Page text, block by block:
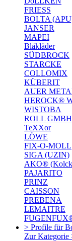
FRIESS
BOLTA
JANSER
MAPEI
Blåkläder
SÜDBROCK
STARCKE
COLLOMIX
KÜBERIT
AUER
HEROCK®
WISTOBA
ROLL GMBH
TeXXor
LÖWE
FIX-O-MOLL
SIGA (UZIN)
AKO®
PAJARITO
PRINZ
CAISSON
PREBENA
LEMAITRE
> Profile für
Zur Kategorie